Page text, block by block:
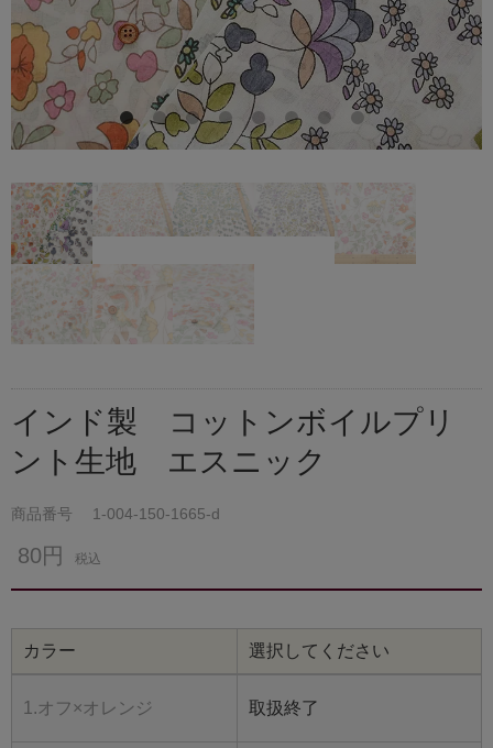
インド製 コットンボイルプリ
ント生地 エスニック
商品番号 1-004-150-1665-d
80円 税込
カラー 選択してください
1.オフ×オレンジ 取扱終了